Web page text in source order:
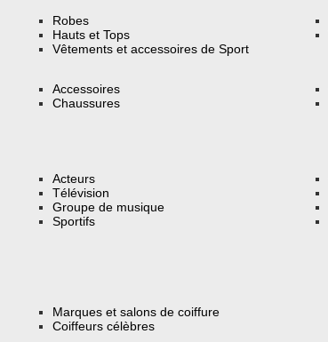
Robes
Hauts et Tops
Vêtements et accessoires de Sport
Accessoires
Chaussures
Acteurs
Télévision
Groupe de musique
Sportifs
Marques et salons de coiffure
Coiffeurs célèbres